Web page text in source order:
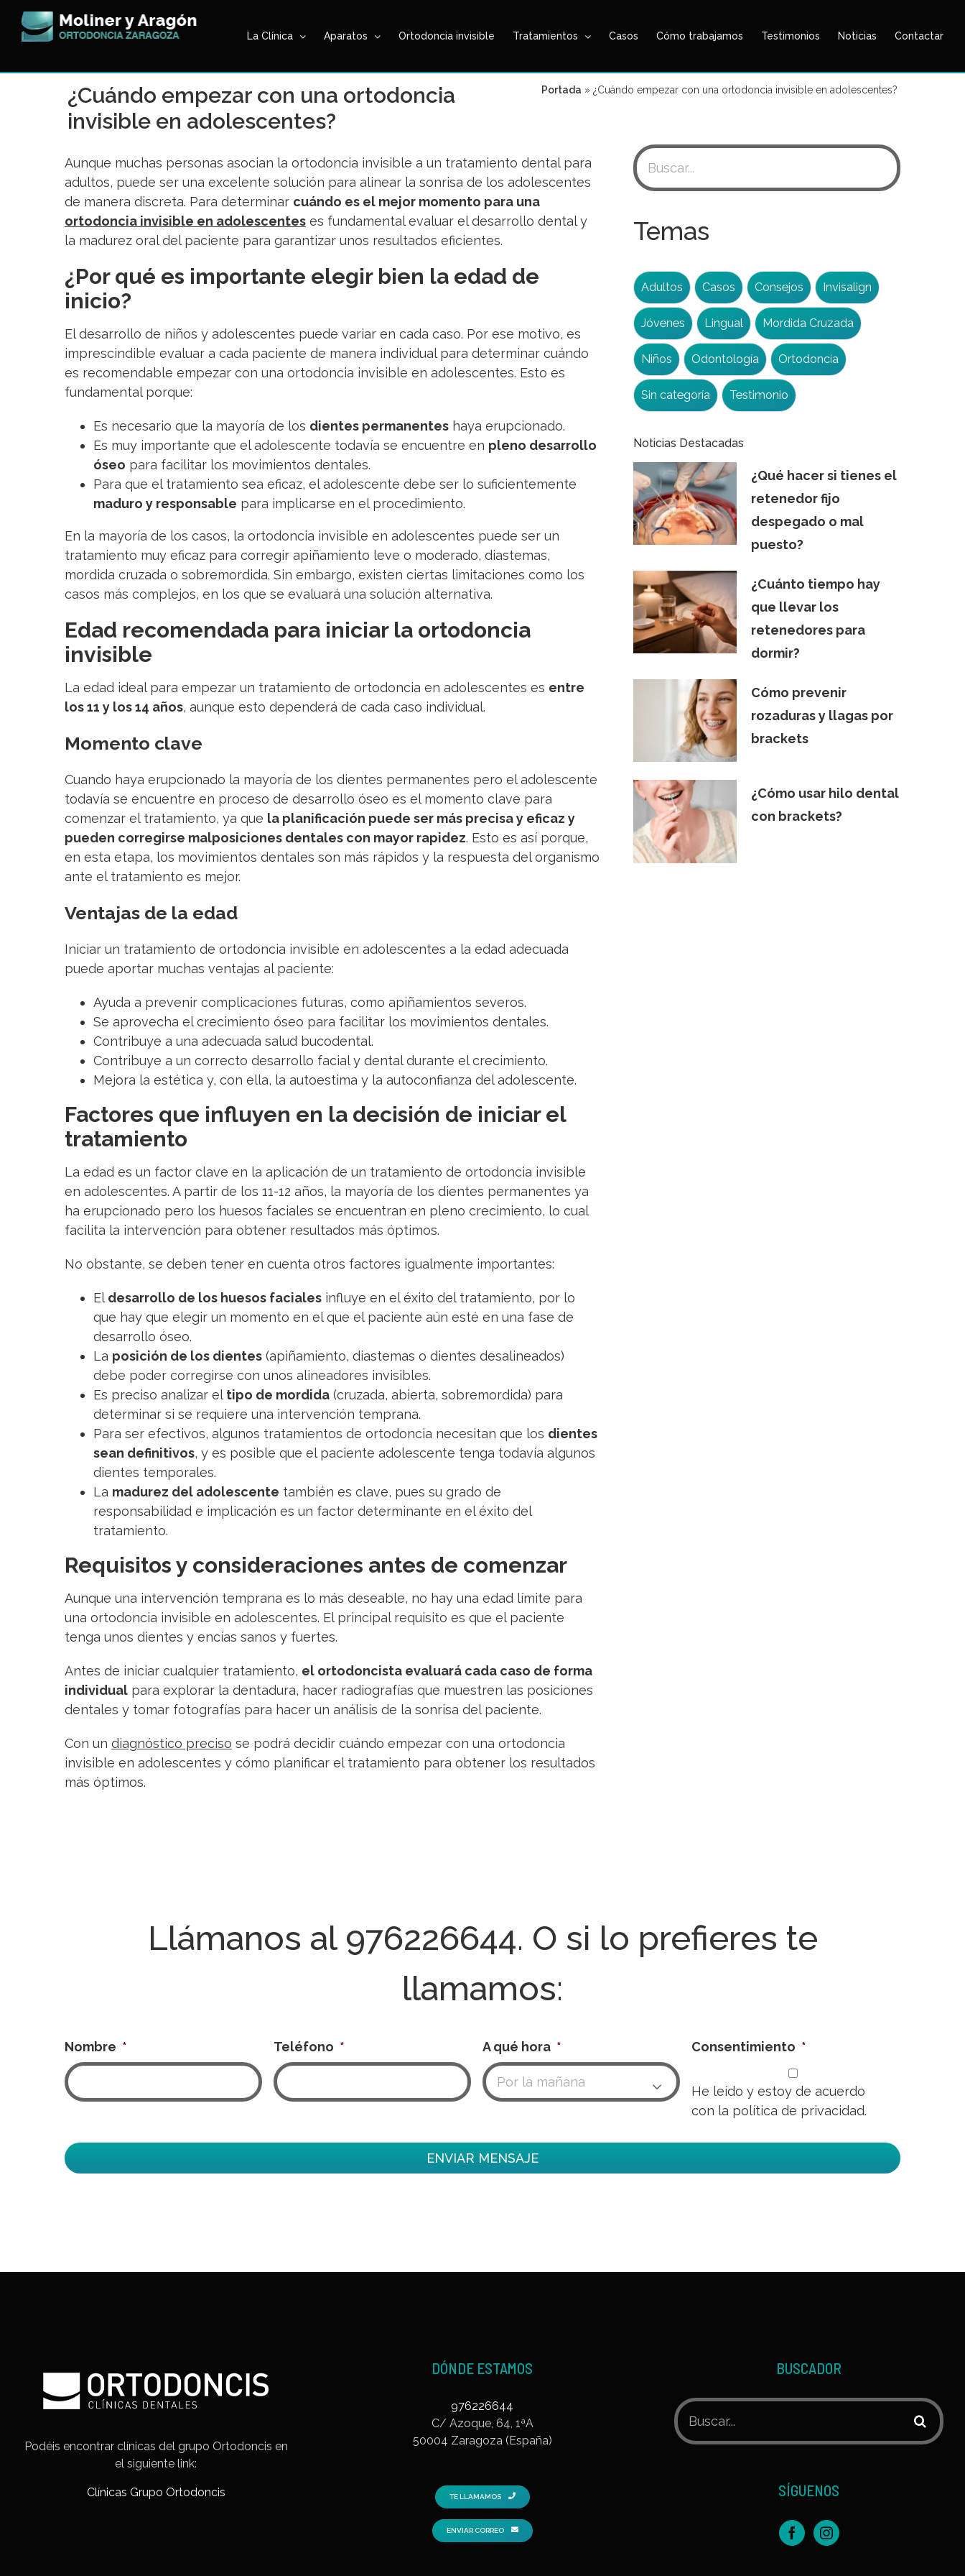
Saltar
La Clínica Aparatos Ortodoncia invisible Tratamientos Casos Cómo trabajamos Testimonios Noticias Contactar
¿Cuándo empezar con una ortodoncia
invisible en adolescentes?
Portada » ¿Cuándo empezar con una ortodoncia invisible en adolescentes?
Aunque muchas personas asocian la ortodoncia invisible a un tratamiento dental para
adultos, puede ser una excelente solución para alinear la sonrisa de los adolescentes
de manera discreta. Para determinar cuándo es el mejor momento para una
ortodoncia invisible en adolescenteses fundamental evaluar el desarrollo dental y
la madurez oral del paciente para garantizar unos resultados eficientes.
¿Por qué es importante elegir bien la edad de
inicio?
El desarrollo de niños y adolescentes puede variar en cada caso. Por ese motivo, es
imprescindible evaluar a cada paciente de manera individual para determinar cuándo
es recomendable empezar con una ortodoncia invisible en adolescentes. Esto es
fundamental porque:
Es necesario que la mayoría de los dientes permanenteshaya erupcionado.
Es muy importante que el adolescente todavía se encuentre en pleno desarrollo
óseo para facilitar los movimientos dentales.
Para que el tratamiento sea eficaz, el adolescente debe ser lo suficientemente
maduro y responsable para implicarse en el procedimiento.
En la mayoría de los casos, la ortodoncia invisible en adolescentes puede ser un
tratamiento muy eficaz para corregir apiñamiento leve o moderado, diastemas,
mordida cruzada o sobremordida. Sin embargo, existen ciertas limitaciones como los
casos más complejos, en los que se evaluará una solución alternativa.
Edad recomendada para iniciar la ortodoncia
invisible
La edad ideal para empezar un tratamiento de ortodoncia en adolescentes es entre
los 11 y los 14 años, aunque esto dependerá de cada caso individual.
Momento clave
Cuando haya erupcionado la mayoría de los dientes permanentes pero el adolescente
todavía se encuentre en proceso de desarrollo óseo es el momento clave para
comenzar el tratamiento, ya que la planificación puede ser más precisa y eficaz y
pueden corregirse malposiciones dentales con mayor rapidez. Esto es así porque,
en esta etapa, los movimientos dentales son más rápidos y la respuesta del organismo
ante el tratamiento es mejor.
Ventajas de la edad
Iniciar un tratamiento de ortodoncia invisible en adolescentes a la edad adecuada
puede aportar muchas ventajas al paciente:
Ayuda a prevenir complicaciones futuras, como apiñamientos severos.
Se aprovecha el crecimiento óseo para facilitar los movimientos dentales.
Contribuye a una adecuada salud bucodental.
Contribuye a un correcto desarrollo facial y dental durante el crecimiento.
Mejora la estética y, con ella, la autoestima y la autoconfianza del adolescente.
Factores que influyen en la decisión de iniciar el
tratamiento
La edad es un factor clave en la aplicación de un tratamiento de ortodoncia invisible
en adolescentes. A partir de los 11-12 años, la mayoría de los dientes permanentes ya
ha erupcionado pero los huesos faciales se encuentran en pleno crecimiento, lo cual
facilita la intervención para obtener resultados más óptimos.
No obstante, se deben tener en cuenta otros factores igualmente importantes:
El desarrollo de los huesos facialesinfluye en el éxito del tratamiento, por lo
que hay que elegir un momento en el que el paciente aún esté en una fase de
desarrollo óseo.
La posición de los dientes(apiñamiento, diastemas o dientes desalineados)
debe poder corregirse con unos alineadores invisibles.
Es preciso analizar el tipo de mordida(cruzada, abierta, sobremordida) para
determinar si se requiere una intervención temprana.
Para ser efectivos, algunos tratamientos de ortodoncia necesitan que los dientes
sean definitivos, y es posible que el paciente adolescente tenga todavía algunos
dientes temporales.
La madurez del adolescente también es clave, pues su grado de
responsabilidad e implicación es un factor determinante en el éxito del
tratamiento.
Requisitos y consideraciones antes de comenzar
Aunque una intervención temprana es lo más deseable, no hay una edad límite para
una ortodoncia invisible en adolescentes. El principal requisito es que el paciente
tenga unos dientes y encías sanos y fuertes.
Antes de iniciar cualquier tratamiento, el ortodoncista evaluará cada caso de forma
individualpara explorar la dentadura, hacer radiografías que muestren las posiciones
dentales y tomar fotografías para hacer un análisis de la sonrisa del paciente.
Con un diagnóstico preciso se podrá decidir cuándo empezar con una ortodoncia
invisible en adolescentes y cómo planificar el tratamiento para obtener los resultados
más óptimos.
Buscar:
Temas
Adultos Casos Consejos Invisalign
Jóvenes Lingual Mordida Cruzada
Niños Odontología Ortodoncia
Sin categoría Testimonio
Noticias Destacadas
¿Qué hacer si tienes el
retenedor fijo
despegado o mal
puesto?
¿Cuánto tiempo hay
que llevar los
retenedores para
dormir?
Cómo prevenir
rozaduras y llagas por
brackets
¿Cómo usar hilo dental
con brackets?
Llámanos al 976226644. O si lo prefieres te
llamamos:
Nombre * Teléfono * A qué hora *

Consentimiento *
He leído y estoy de acuerdo
con la política de privacidad.
Podéis encontrar clínicas del grupo Ortodoncis en
el siguiente link:
Clínicas Grupo Ortodoncis
DÓNDE ESTAMOS
976226644
C/ Azoque, 64, 1ªA
50004 Zaragoza (España)
TE LLAMAMOS
ENVIAR CORREO
BUSCADOR
Buscar:
SÍGUENOS